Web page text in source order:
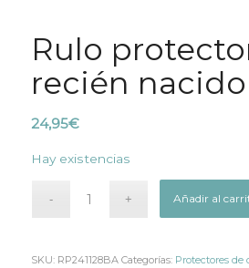
Rulo
recién
24,95€
Hay existencias
Añadir al
SKU: RP241128BA Categorías: Protectores de